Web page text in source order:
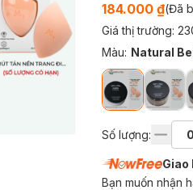
184.000 ₫(Đã
Giá thị trường:
Màu: Natural
Số lượng:
Giao
Bạn muốn nhận